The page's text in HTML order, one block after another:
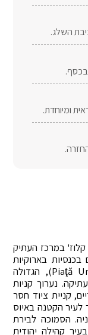
השלג.
ומיוחדת.
קלוז' במרכז העתיק
בארוקיות
ובתים ימי ביניימיים. כיכר האיחוד (Piaţă Unirii), הגדולה
נערוך קניות
קניית ציוד חסר
לעיר הקטנה באיוס
הסמוכה לבירת
קהילה יהודית